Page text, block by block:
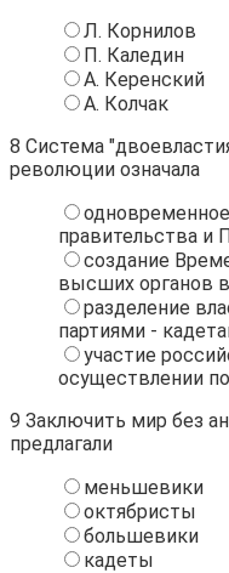
Л. Корнилов
П. Каледин
А. Керенский
А. Колчак
8 Система
революции означала
правительства и
создание
высших органов
разделение
партиями -
участие
осуществлении
9 Заключить мир без
предлагали
меньшевики
октябристы
большевики
кадеты